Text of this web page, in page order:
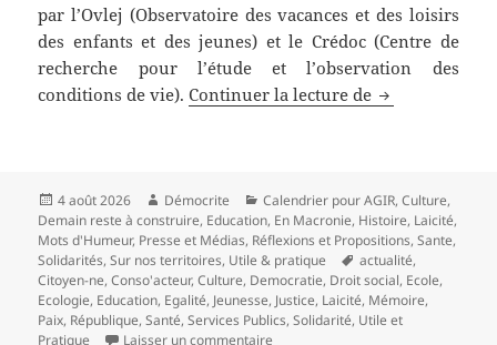
par l’Ovlej (Observatoire des vacances et des loisirs
des enfants et des jeunes) et le Crédoc (Centre de
recherche pour l’étude et l’observation des
conditions de vie).Continuer la lecture de Comment les
Publié
le
4 août 2026 Auteur
Démocrite Catégories
Calendrier pour AGIR,Culture,
Demain reste à construire, Education, En Macronie, Histoire, Laicité,
Mots d'Humeur, Presse et Médias, Réflexions et Propositions,Sante,
Solidarités,Sur nos territoires, Utile & pratique
Mots-
clés
actualité,
Citoyen-ne,Conso'acteur,Culture, Democratie, Droit social, Ecole,
Ecologie, Education, Egalité, Jeunesse, Justice, Laicité, Mémoire,
Paix, République,Santé,Services Publics,Solidarité, Utile et
Pratique
Laisser un commentaire